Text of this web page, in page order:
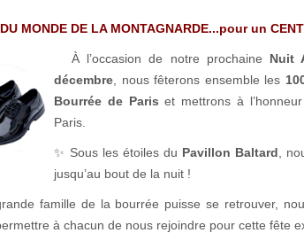
MONDE DE LA MONTAGNARDE...pour un
À l’occasion de notre prochaine Nuit
décembre , nous fêterons ensemble les
Bourrée de Paris et mettrons à
Paris.
✨ Sous les étoiles du Pavillon Baltard ,
jusqu’au bout de la nuit !
famille de la bourrée puisse se retrouver,
à chacun de nous rejoindre pour cette fête